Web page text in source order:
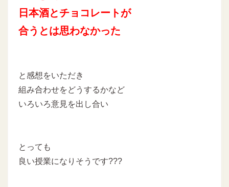
日本酒とチョコレートが
合うとは思わなかった
と感想をいただき
組み合わせをどうするかなど
いろいろ意見を出し合い
とっても
良い授業になりそうです???